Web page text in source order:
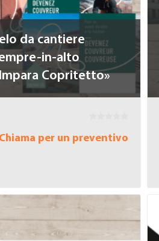
da cantiere
in-alto
Copritetto»
per un preventivo